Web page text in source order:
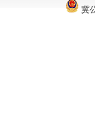
冀